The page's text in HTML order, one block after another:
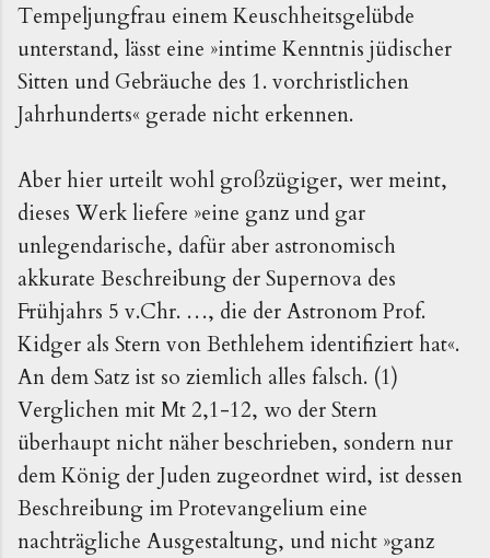
Tempeljungfrau einem Keuschheitsgelübde
unterstand, lässt eine »intime Kenntnis jüdischer
Sitten und Gebräuche des 1. vorchristlichen
Jahrhunderts« gerade nicht erkennen.
Aber hier urteilt wohl großzügiger, wer meint,
dieses Werk liefere »eine ganz und gar
unlegendarische, dafür aber astronomisch
akkurate Beschreibung der Supernova des
Frühjahrs 5 v.Chr. …, die der Astronom Prof.
Kidger als Stern von Bethlehem identifiziert hat«.
An dem Satz ist so ziemlich alles falsch. (1)
Verglichen mit Mt 2,1-12, wo der Stern
überhaupt nicht näher beschrieben, sondern nur
dem König der Juden zugeordnet wird, ist dessen
Beschreibung im Protevangelium eine
nachträgliche Ausgestaltung, und nicht »ganz